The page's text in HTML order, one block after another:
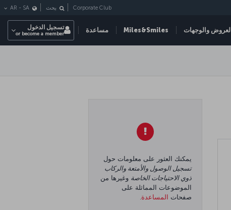
العروض والوجهات Miles&Smiles مساعدة
Corporate Club بحث AR - SA
تسجيل الدخول
or become a member
يمكنك العثور على معلومات حول
تسجيل الوصول والأمتعة والركاب
ذوي الاحتياجات الخاصة وغيرها من
الموضوعات المماثلة على
صفحات
المساعدة.